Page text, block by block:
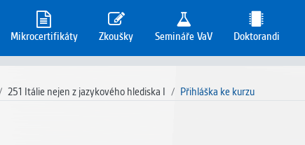
Mikrocertifikáty Zkoušky Semináře VaV Doktorandi
251 Itálie nejen z jazykového hlediska I Přihláška ke kurzu